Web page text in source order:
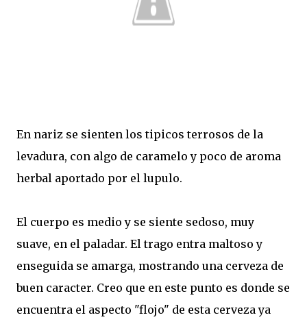
En nariz se sienten los tipicos terrosos de la
levadura, con algo de caramelo y poco de aroma
herbal aportado por el lupulo.
El cuerpo es medio y se siente sedoso, muy
suave, en el paladar. El trago entra maltoso y
enseguida se amarga, mostrando una cerveza de
buen caracter. Creo que en este punto es donde se
encuentra el aspecto "flojo" de esta cerveza ya